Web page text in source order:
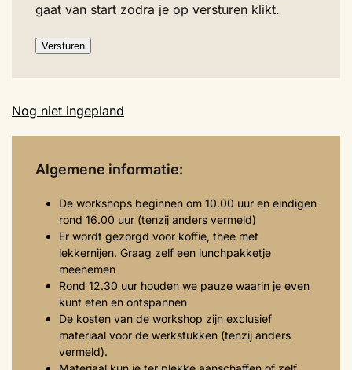
gaat van start zodra je op versturen klikt.
Versturen
Nog niet ingepland
Algemene informatie:
De workshops beginnen om 10.00 uur en eindigen
rond 16.00 uur (tenzij anders vermeld)
Er wordt gezorgd voor koffie, thee met
lekkernijen. Graag zelf een lunchpakketje
meenemen
Rond 12.30 uur houden we pauze waarin je even
kunt eten en ontspannen
De kosten van de workshop zijn exclusief
materiaal voor de werkstukken (tenzij anders
vermeld).